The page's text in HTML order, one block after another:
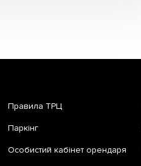
Правила ТРЦ
Паркінг
Особистий кабінет орендаря